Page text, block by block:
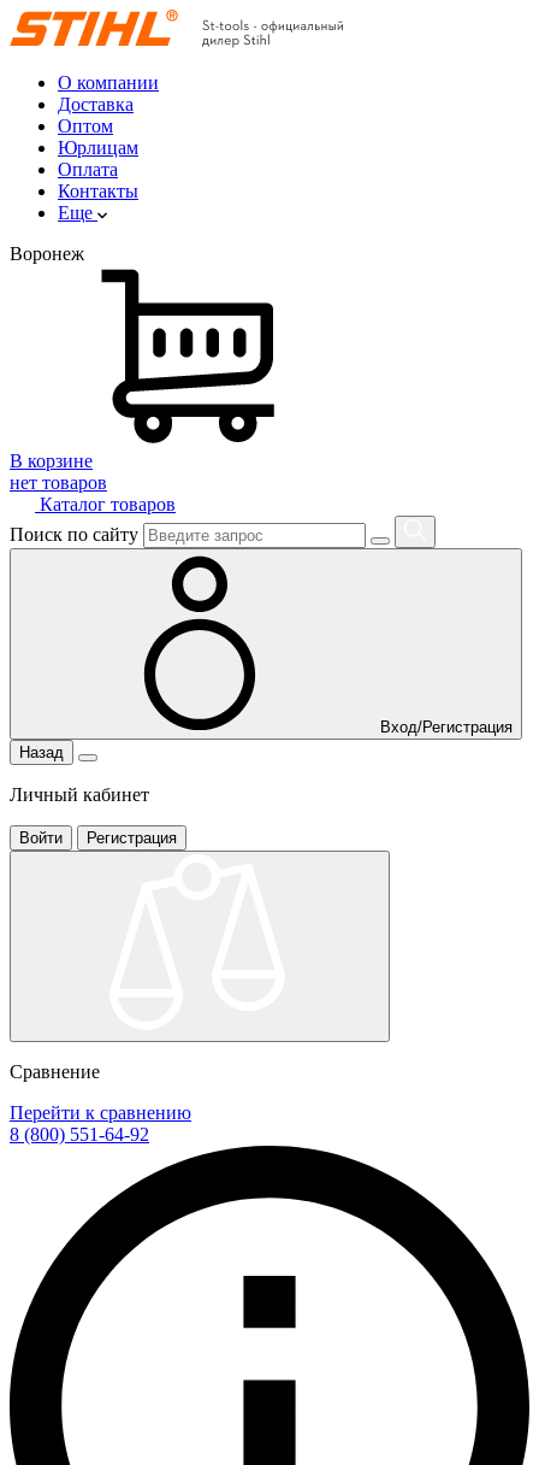
О компании
Доставка
Оптом
Юрлицам
Оплата
Контакты
Еще
Воронеж
В корзине
нет товаров
Каталог товаров
Поиск по сайту
Вход/Регистрация
Назад
Личный кабинет
Войти Регистрация
Сравнение
Перейти к сравнению
8 (800) 551-64-92